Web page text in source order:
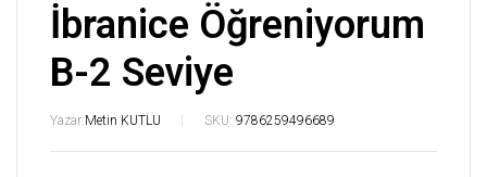
İbranice Öğreniyorum
B-2 Seviye
Yazar:Metin KUTLU SKU: 9786259496689